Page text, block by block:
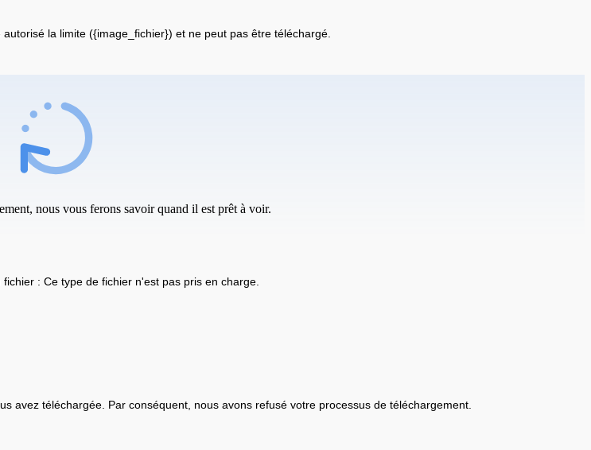
la limite ({image_fichier}) et ne peut pas être téléchargé.
nous vous ferons savoir quand il est prêt à voir.
: Ce type de fichier n'est pas pris en charge.
avez téléchargée. Par conséquent, nous avons refusé votre processus de téléchargement.